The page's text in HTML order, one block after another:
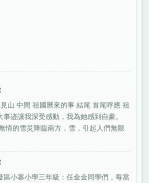
山 中間 祖國曆來的事 結尾 首尾呼應 祖
事迹讓我深受感動，我為她感到自豪。
情的雪災降臨南方，雪，引起人們無限
區小寨小學三年級：任金金同學們，每當